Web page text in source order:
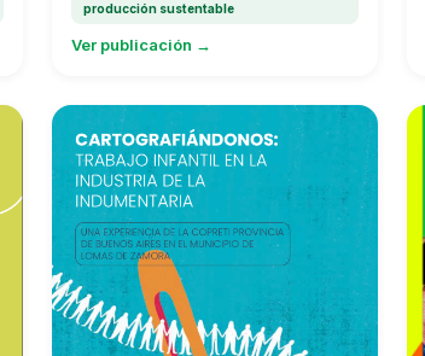
producción sustentable
Ver publicación →